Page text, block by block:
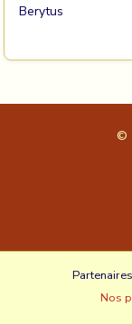
Berytus
©
Nos